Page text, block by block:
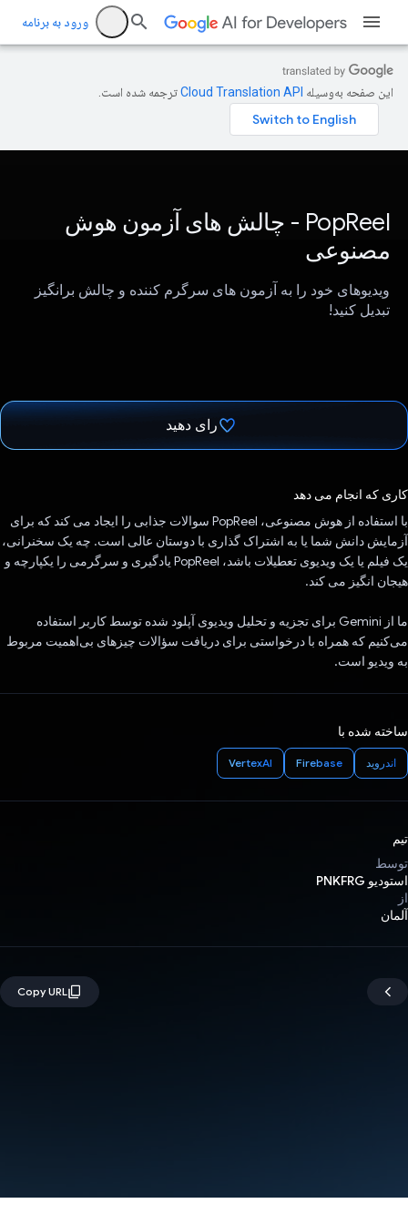
ورود به برنامه
این صفحه به‌وسیله ترجمه شده است.
PopReel - چالش های آزمون هوش
مصنوعی
ویدیوهای خود را به آزمون های سرگرم کننده و چالش برانگیز
تبدیل کنید!
رای دهید
کاری که انجام می دهد
با استفاده از هوش مصنوعی، PopReel سوالات جذابی را ایجاد می کند که برای
آزمایش دانش شما یا به اشتراک گذاری با دوستان عالی است. چه یک سخنرانی،
یک فیلم یا یک ویدیوی تعطیلات باشد، PopReel یادگیری و سرگرمی را یکپارچه و
هیجان انگیز می کند.
ما از Gemini برای تجزیه و تحلیل ویدیوی آپلود شده توسط کاربر استفاده
می‌کنیم که همراه با درخواستی برای دریافت سؤالات چیزهای بی‌اهمیت مربوط
به ویدیو است.
ساخته شده با
اندروید Firebase
VertexAI
تیم
توسط
استودیو PNKFRG
از
آلمان